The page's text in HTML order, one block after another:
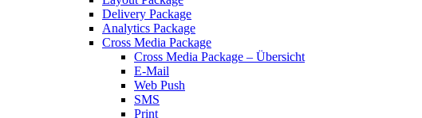
Delivery Package
Analytics Package
Cross Media Package
Cross Media Package – Übersicht
E-Mail
Web Push
SMS
Print